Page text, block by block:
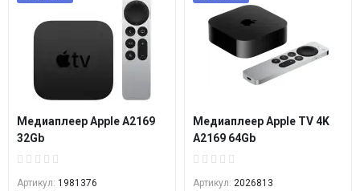
Медиаплеер Apple A2169
32Gb
Артикул: 1981376
Медиаплеер Apple TV 4K
A2169 64Gb
Артикул: 2026813